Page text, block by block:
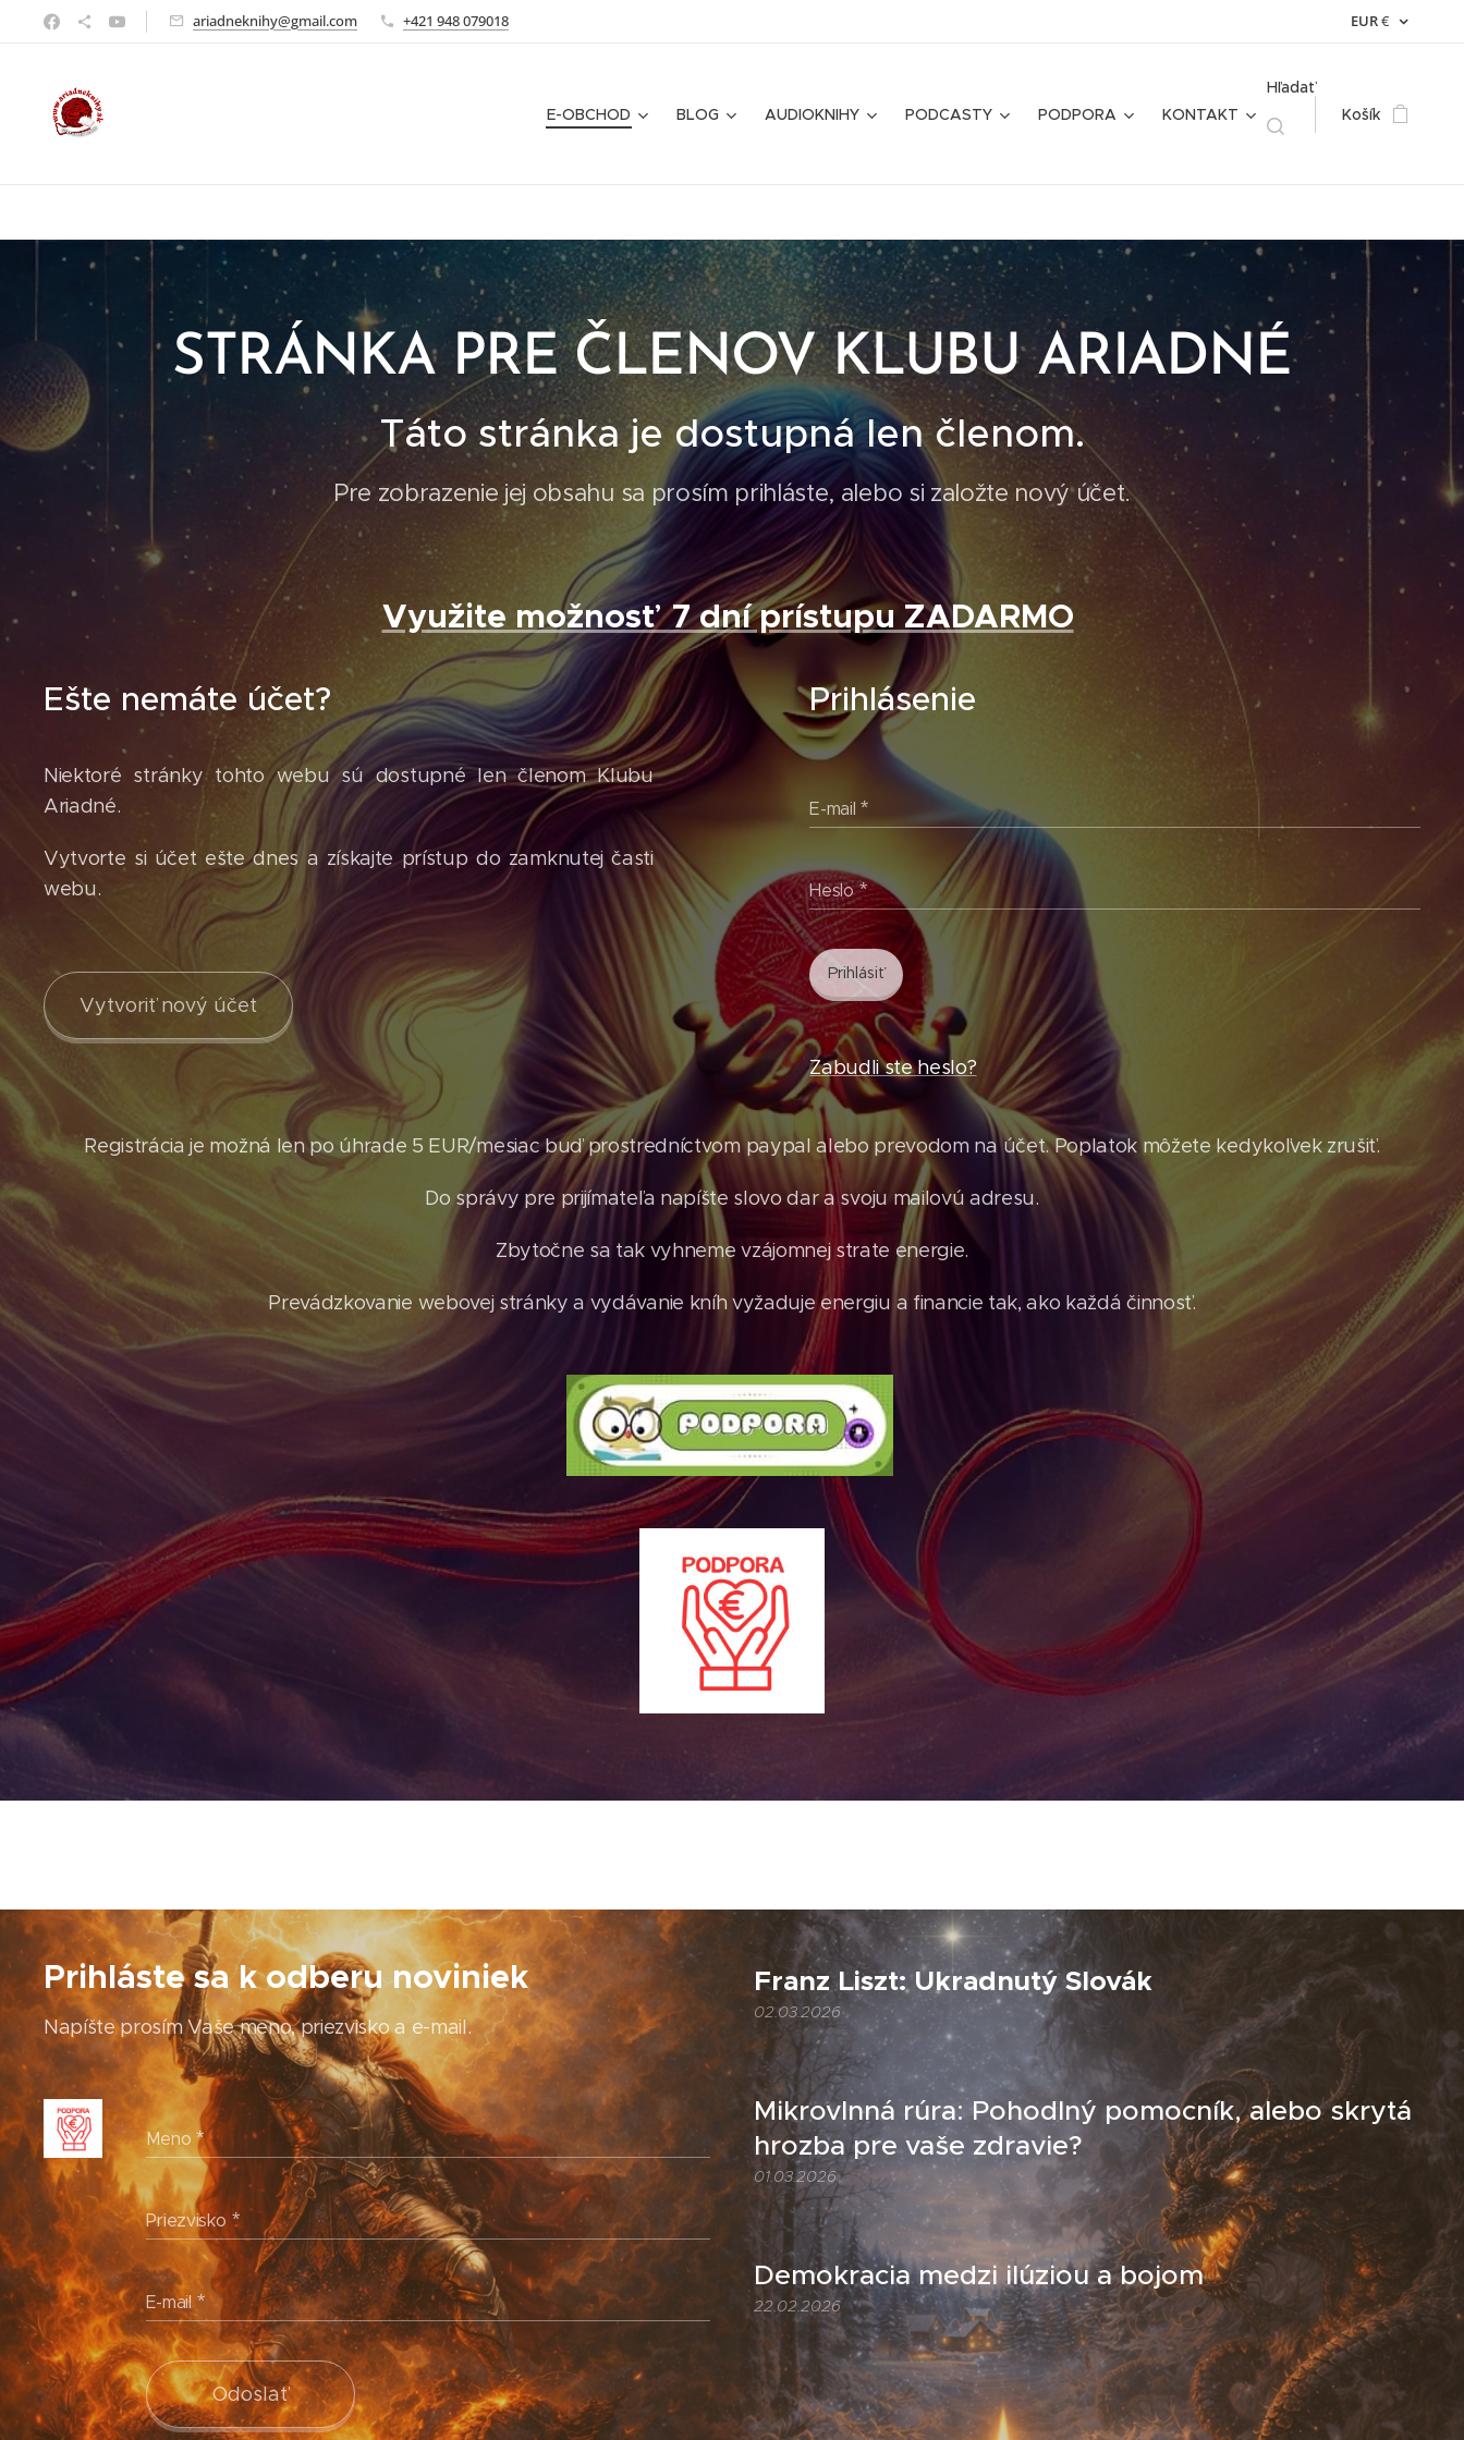
ariadneknihy@gmail.com +421 948 079018 EUR€
E-OBCHOD BLOG AUDIOKNIHY PODCASTY PODPORA KONTAKT
Hľadať
Košík
STRÁNKA PRE ČLENOV KLUBU ARIADNÉ
Táto stránka je dostupná len členom.
Pre zobrazenie jej obsahu sa prosím prihláste, alebo si založte nový účet.
Využite možnosť 7 dní prístupu ZADARMO
Ešte nemáte účet?
Niektoré stránky tohto webu sú dostupné len členom Klubu
Ariadné.
Vytvorte si účet ešte dnes a získajte prístup do zamknutej časti
webu.
Vytvoriť nový účet
Prihlásenie
E-mail
Heslo
Prihlásiť
Zabudli ste heslo?
Registrácia je možná len po úhrade 5 EUR/mesiac buď prostredníctvom paypal alebo prevodom na účet. Poplatok môžete kedykoľvek zrušiť.
Do správy pre prijímateľa napíšte slovo dar a svoju mailovú adresu.
Zbytočne sa tak vyhneme vzájomnej strate energie.
Prevádzkovanie webovej stránky a vydávanie kníh vyžaduje energiu a financie tak, ako každá činnosť.
Prihláste sa k odberu noviniek
Napíšte prosím Vaše meno, priezvisko a e-mail.
Meno
Priezvisko
E-mail
Odoslať
Franz Liszt: Ukradnutý Slovák
02.03.2026
Mikrovlnná rúra: Pohodlný pomocník, alebo skrytá
hrozba pre vaše zdravie?
01.03.2026
Demokracia medzi ilúziou a bojom
22.02.2026